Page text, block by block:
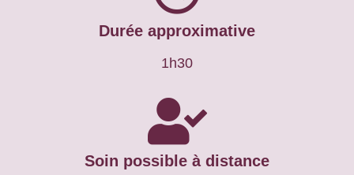
Durée approximative
1h30
Soin possible à distance